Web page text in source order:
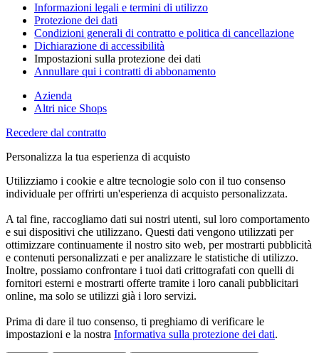
Informazioni legali e termini di utilizzo
Protezione dei dati
Condizioni generali di contratto e politica di cancellazione
Dichiarazione di accessibilità
Impostazioni sulla protezione dei dati
Annullare qui i contratti di abbonamento
Azienda
Altri nice Shops
Recedere dal contratto
Personalizza la tua esperienza di acquisto
Utilizziamo i cookie e altre tecnologie solo con il tuo consenso
individuale per offrirti un'esperienza di acquisto personalizzata.
A tal fine, raccogliamo dati sui nostri utenti, sul loro comportamento
e sui dispositivi che utilizzano. Questi dati vengono utilizzati per
ottimizzare continuamente il nostro sito web, per mostrarti pubblicità
e contenuti personalizzati e per analizzare le statistiche di utilizzo.
Inoltre, possiamo confrontare i tuoi dati crittografati con quelli di
fornitori esterni e mostrarti offerte tramite i loro canali pubblicitari
online, ma solo se utilizzi già i loro servizi.
Prima di dare il tuo consenso, ti preghiamo di verificare le
impostazioni e la nostra Informativa sulla protezione dei dati.